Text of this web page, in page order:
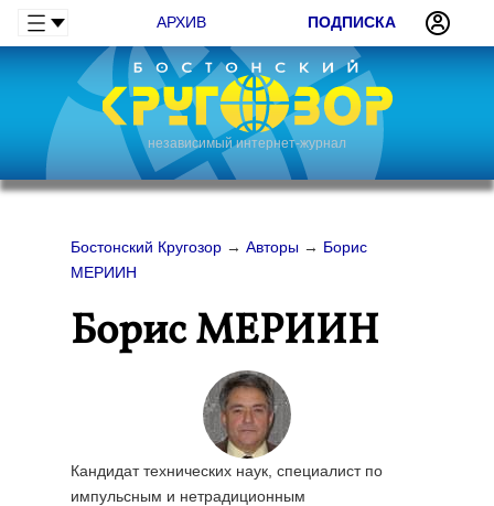
АРХИВ ПОДПИСКА
независимый интернет-журнал
Бостонский Кругозор → Авторы → Борис
МЕРИИН
Борис МЕРИИН
Кандидат технических наук, специалист по
импульсным и нетрадиционным